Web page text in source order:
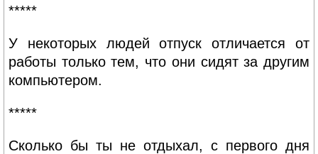
*****
У некоторых людей отпуск отличается от
работы только тем, что они сидят за другим
компьютером.
*****
Сколько бы ты не отдыхал, с первого дня